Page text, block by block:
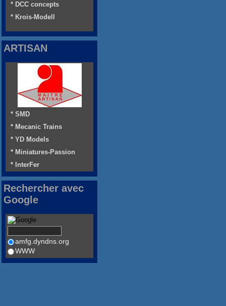
* DCC concepts
* Krois-Modell
ARTISAN
* SMD
* Mecanic Trains
* YD Models
* Miniatures-Passion
* InterFer
Rechercher avec
Google
amfg.dyndns.org
WWW